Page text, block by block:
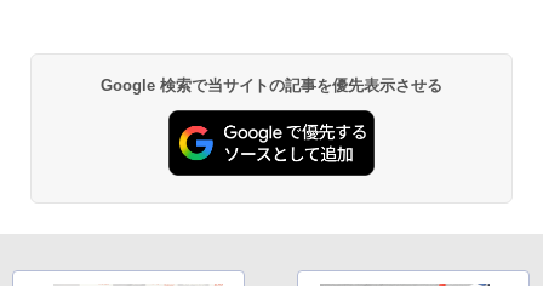
Google 検索で当サイトの記事を優先表示させる